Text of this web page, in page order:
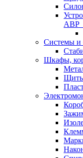
АВР
Системы и
Шкафы,